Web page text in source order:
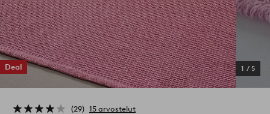
Deal 1 / 5
29 15 arvostelut